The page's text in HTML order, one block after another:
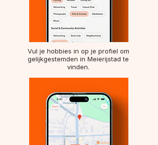
Vul je hobbies in op je profiel om
gelijkgestemden in Meierijstad te
vinden.